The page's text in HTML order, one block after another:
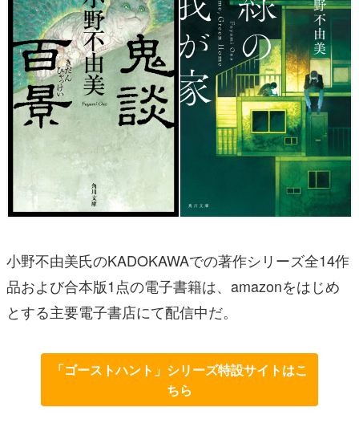
小野不由美氏のKADOKAWAでの著作シリーズ全14作
品および合本版1点の電子書籍は、amazonをはじめ
とする主要電子書店にて配信中だ。
「ゴーストハント」シリーズ特設サイトはこ
ちら